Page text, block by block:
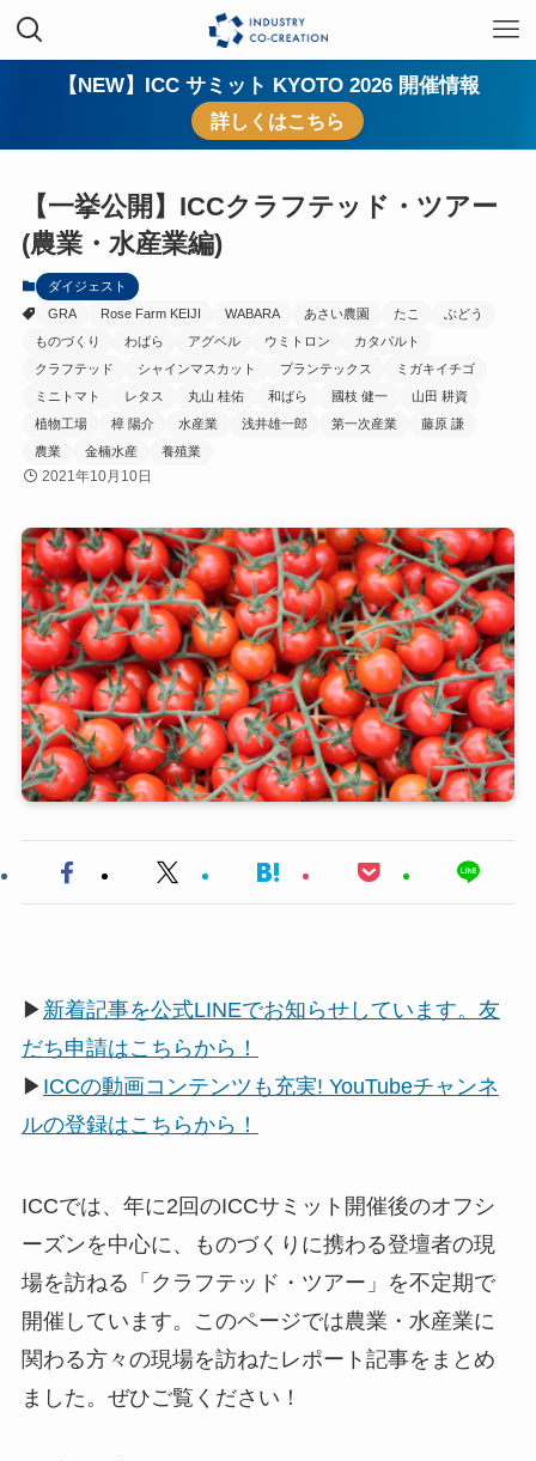
【NEW】ICC サミット KYOTO 2026 開催情報
詳しくはこちら
【一挙公開】ICCクラフテッド・ツアー
(農業・水産業編)
ダイジェスト
GRA
Rose Farm KEIJI WABARA あさい農園 たこ
ぶどう
ものづくり
わばら アグベル ウミトロン
カタパルト
クラフテッド
シャインマスカット プランテックス
ミガキイチゴ
ミニトマト
レタス 丸山 桂佑 和ばら 國枝 健一
山田 耕資
植物工場
樟 陽介 水産業 浅井雄一郎 第一次産業
藤原 謙
農業
金楠水産 養殖業
2021年10月10日
▶ 新着記事を公式LINEでお知らせしています。友
だち申請はこちらから！
▶ ICCの動画コンテンツも充実! YouTubeチャンネ
ルの登録はこちらから！
ICCでは、年に2回のICCサミット開催後のオフシ
ーズンを中心に、ものづくりに携わる登壇者の現
場を訪ねる「クラフテッド・ツアー」を不定期で
開催しています。このページでは農業・水産業に
関わる方々の現場を訪ねたレポート記事をまとめ
ました。ぜひご覧ください！